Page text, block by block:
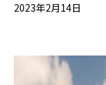
2023年2月14日